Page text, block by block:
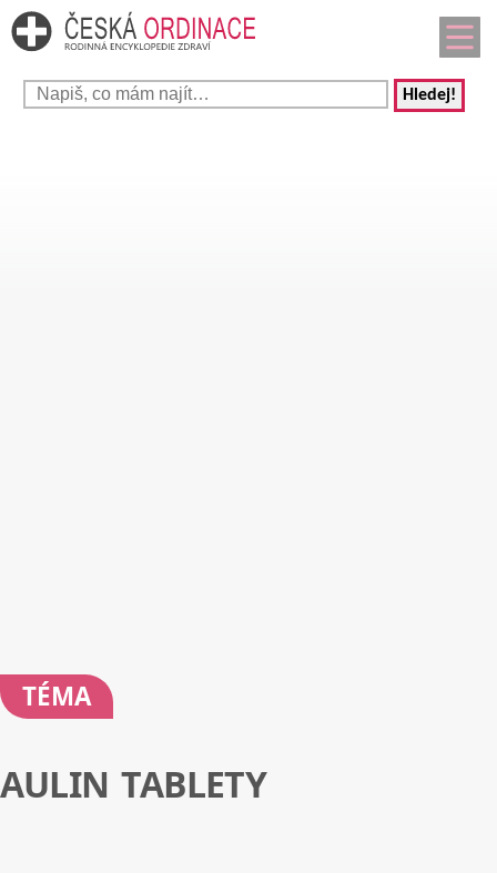
Hledej!
TÉMA
AULIN TABLETY